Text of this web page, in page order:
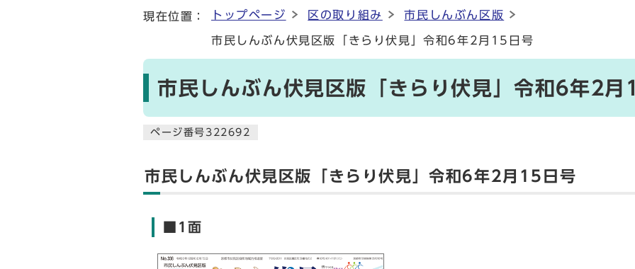
現在位置： トップページ 区の取り組み 市民しんぶん区版
市民しんぶん伏見区版「きらり伏見」令和6年2月15日号
市民しんぶん伏見区版「きらり伏見」令和6年2月
ページ番号322692
市民しんぶん伏見区版「きらり伏見」令和6年2月15日号
■1面